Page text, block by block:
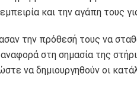
και την αγάπη τους
την πρόθεσή τους να
στη σημασία της
να δημιουργηθούν οι